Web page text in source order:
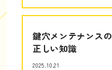
鍵穴メンテナンスの
正しい知識
2025.10.21